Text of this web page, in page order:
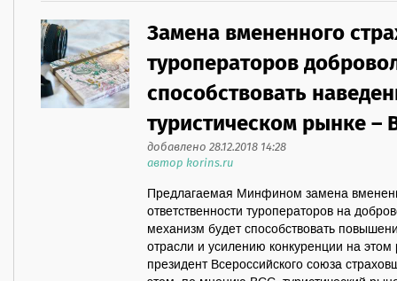
Замена вмененного
туроператоров
способствовать
туристическом рынке –
добавлено 28.12.2018 14:28
автор korins.ru
Предлагаемая Минфином замена
ответственности туроператоров на
механизм будет способствовать
отрасли и усилению конкуренции на
президент Всероссийского союза